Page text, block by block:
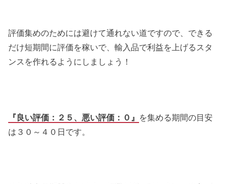
評価集めのためには避けて通れない道ですので、できる
だけ短期間に評価を稼いで、輸入品で利益を上げるスタ
ンスを作れるようにしましょう！
『良い評価：２５、悪い評価：０』 を集める期間の目安
は３０～４０日です。